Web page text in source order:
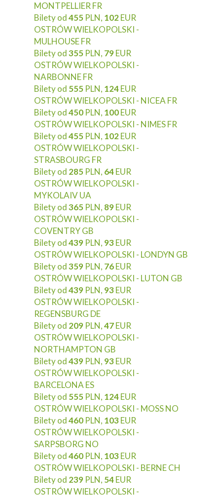
MONTPELLIER FR
Bilety od455 PLN, 102EUR
OSTRÓW WIELKOPOLSKI -
MULHOUSE FR
Bilety od355 PLN, 79EUR
OSTRÓW WIELKOPOLSKI -
NARBONNE FR
Bilety od 555 PLN, 124EUR
OSTRÓW WIELKOPOLSKI - NICEA FR
Bilety od450 PLN, 100EUR
OSTRÓW WIELKOPOLSKI - NIMES FR
Bilety od455 PLN, 102EUR
OSTRÓW WIELKOPOLSKI -
STRASBOURG FR
Bilety od 285 PLN, 64EUR
OSTRÓW WIELKOPOLSKI -
MYKOLAIV UA
Bilety od365 PLN, 89EUR
OSTRÓW WIELKOPOLSKI -
COVENTRY GB
Bilety od439 PLN, 93EUR
OSTRÓW WIELKOPOLSKI - LONDYN GB
Bilety od359 PLN, 76EUR
OSTRÓW WIELKOPOLSKI - LUTON GB
Bilety od439 PLN, 93EUR
OSTRÓW WIELKOPOLSKI -
REGENSBURG DE
Bilety od 209 PLN,47EUR
OSTRÓW WIELKOPOLSKI -
NORTHAMPTON GB
Bilety od439 PLN, 93EUR
OSTRÓW WIELKOPOLSKI -
BARCELONA ES
Bilety od 555 PLN, 124EUR
OSTRÓW WIELKOPOLSKI - MOSS NO
Bilety od460 PLN, 103EUR
OSTRÓW WIELKOPOLSKI -
SARPSBORG NO
Bilety od460 PLN, 103EUR
OSTRÓW WIELKOPOLSKI - BERNE CH
Bilety od 239 PLN, 54EUR
OSTRÓW WIELKOPOLSKI -